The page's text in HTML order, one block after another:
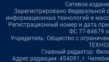
Сетевое
Зарегистрировано Федеральной
информационных технологий и
Регистрационный номер и дата
ФС 77-84679
Учредитель: Общество с
Главный редактор:
Адрес редакции: 454091, г.